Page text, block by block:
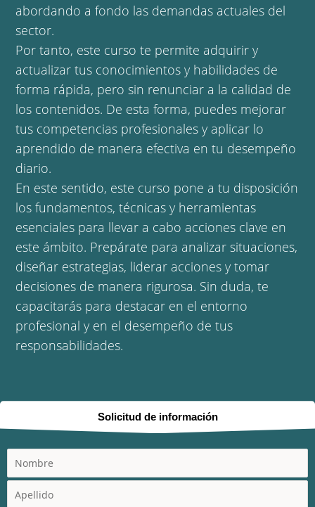
abordando a fondo las demandas actuales del
sector.
Por tanto, este curso te permite adquirir y
actualizar tus conocimientos y habilidades de
forma rápida, pero sin renunciar a la calidad de
los contenidos. De esta forma, puedes mejorar
tus competencias profesionales y aplicar lo
aprendido de manera efectiva en tu desempeño
diario.
En este sentido, este curso pone a tu disposición
los fundamentos, técnicas y herramientas
esenciales para llevar a cabo acciones clave en
este ámbito. Prepárate para analizar situaciones,
diseñar estrategias, liderar acciones y tomar
decisiones de manera rigurosa. Sin duda, te
capacitarás para destacar en el entorno
profesional y en el desempeño de tus
responsabilidades.
Solicitud de información